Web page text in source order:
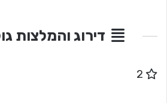
דירוג והמלצות